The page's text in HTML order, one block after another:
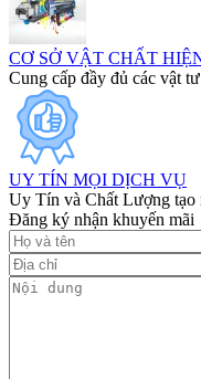
CƠ SỞ VẬT CHẤT
Cung cấp đầy đủ các vật
UY TÍN MỌI DỊCH VỤ
Uy Tín và Chất Lượng tạo
Đăng ký nhận khuyến mãi